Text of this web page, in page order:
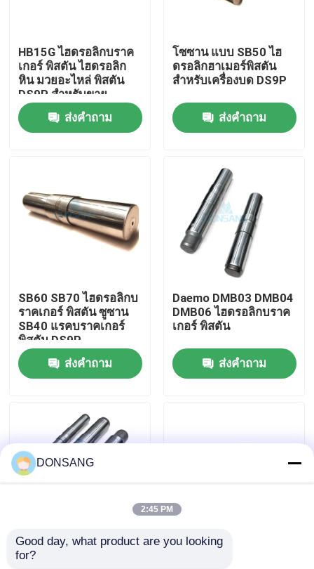
สินค้า
เกี่ยวกับเรา
ทัวร์โรงงาน
ติดต่อเรา
ขอใบเสนอราคา
ไฮดรอลิกร็อคเบรกเกอร์
รถขุดไฮดรอลิกเบรกเกอร์
HB15G ไฮดรอลิกบราค
เกอร์ พิสตัน ไฮดรอลิก
หิน มวยอะไหล่ พิสตัน
DS9P สําหรับขาย
ส่งคำถาม
โซซาน แบบ SB50 ไฮ
ดรอลิกฮาเมอร์พิสตัน
สําหรับเครื่องบด DS9P
ส่งคำถาม
SB60 SB70 ไฮดรอลิกบ
ราคเกอร์ พิสตัน ซูซาน
SB40 แรคบราคเกอร์
พิสตัน DS9P
ส่งคำถาม
Daemo DMB03 DMB04
DMB06 ไฮดรอลิกบราค
เกอร์ พิสตัน
ส่งคำถาม
Krupp Hydraulic Rock
Breaker อะไหล่ HM50
ATLAS Copco TEX110
DONSANG
2:45 PM
Good day, what product are you looking
for?